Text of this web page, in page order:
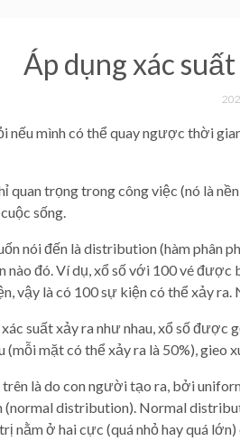
Áp dụng xác
nếu mình có thể quay ngược thời
quan trọng trong công việc (nó là
sống.
nói đến là distribution (hàm phân
nào đó. Ví dụ, xổ số với 100 vé
vậy là có 100 sự kiện có thể xảy ra.
suất xảy ra như nhau, xổ số
mặt có thể xảy ra là 50%), gieo
trên là do con người tạo ra, bởi
(normal distribution). Normal
nằm ở hai cực (quá nhỏ hay quá